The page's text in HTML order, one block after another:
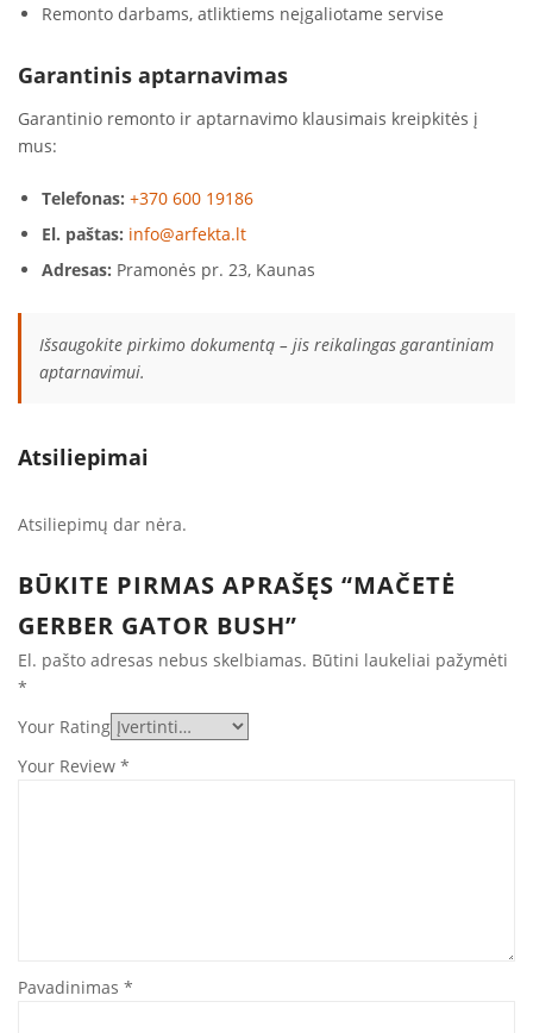
Remonto darbams, atliktiems neįgaliotame servise
Garantinis aptarnavimas
Garantinio remonto ir aptarnavimo klausimais kreipkitės į
mus:
Telefonas: +370 600 19186
El. paštas: info@arfekta.lt
Adresas: Pramonės pr. 23, Kaunas
Išsaugokite pirkimo dokumentą – jis reikalingas garantiniam
aptarnavimui.
Atsiliepimai
Atsiliepimų dar nėra.
BŪKITE PIRMAS APRAŠĘS “MAČETĖ
GERBER GATOR BUSH”
El. pašto adresas nebus skelbiamas. Būtini laukeliai pažymėti
*
Your Rating
Your Review *
Pavadinimas *